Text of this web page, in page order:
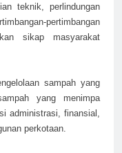
teknik, perlindungan
pertimbangan
sikap masyarakat
sampah yang
yang menimpa
administrasi, finansial,
perkotaan.